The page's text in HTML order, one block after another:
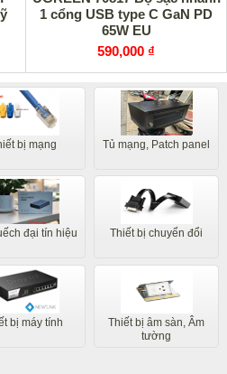
1 cổng USB type C GaN PD
65W EU
590,000 ₫
bị mạng Tủ mạng, Patch panel
đại tín hiệu Thiết bị chuyển đổi
bị máy tính
Thiết bị âm sàn, Âm
tường